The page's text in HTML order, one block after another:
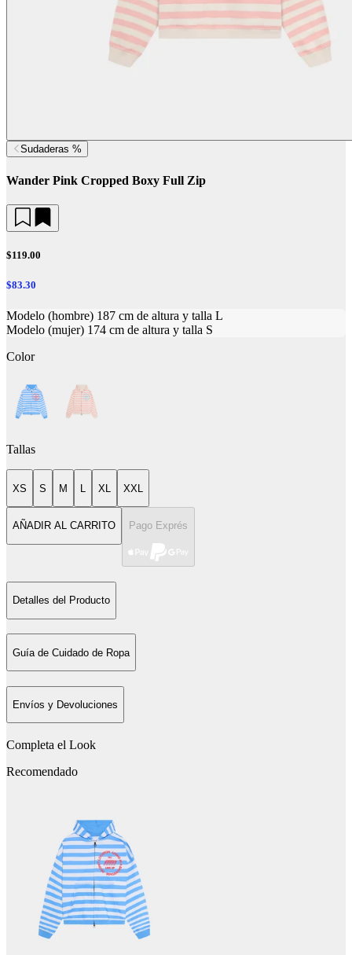
Sudaderas %
Wander Pink Cropped Boxy Full Zip
$119.00
$83.30
Modelo (hombre) 187 cm de altura y talla L
Modelo (mujer) 174 cm de altura y talla S
Color
Tallas
XS S M L XL XXL
AÑADIR AL CARRITO Pago Exprés
Detalles del Producto
Guía de Cuidado de Ropa
Envíos y Devoluciones
Completa el Look
Recomendado